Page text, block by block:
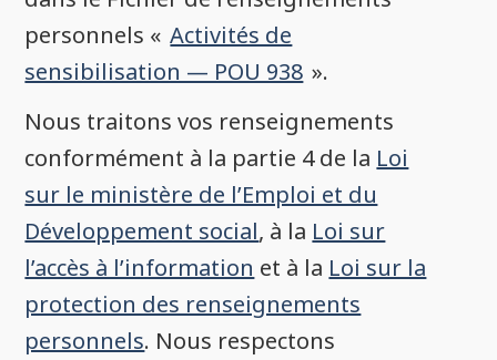
personnels «Activités de
sensibilisation — POU 938 ».
Nous traitons vos renseignements
conformément à la partie 4 de la Loi
sur le ministère de l’Emploi et du
Développement social, à la Loi sur
l’accès à l’information et à la Loi sur la
protection des renseignements
personnels. Nous respectons